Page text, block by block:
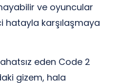
ve oyuncular
hatayla karşılaşmaya
eden Code 2
gizem, hala